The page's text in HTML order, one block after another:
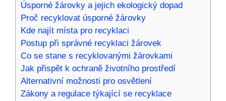
Úsporné žárovky a jejich ekologický dopad
Proč recyklovat úsporné žárovky
Kde najít místa pro recyklaci
Postup při správné recyklaci žárovek
Co se stane s recyklovanými žárovkami
Jak přispět k ochraně životního prostředí
Alternativní možnosti pro osvětlení
Zákony a regulace týkající se recyklace